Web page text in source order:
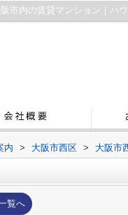
市内の賃貸マンション｜ハ
内 > 大阪市西区 > 大阪市
覧へ